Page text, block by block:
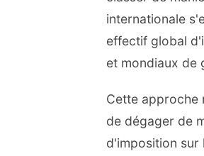
internationale
effectif global
et mondiaux de
Cette approche
de dégager de
d'imposition sur